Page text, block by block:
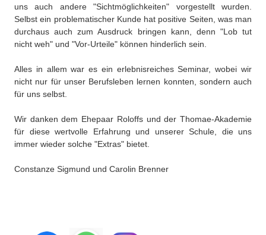
uns auch andere "Sichtmöglichkeiten" vorgestellt wurden.
Selbst ein problematischer Kunde hat positive Seiten, was man
durchaus auch zum Ausdruck bringen kann, denn "Lob tut
nicht weh" und "Vor-Urteile" können hinderlich sein.
Alles in allem war es ein erlebnisreiches Seminar, wobei wir
nicht nur für unser Berufsleben lernen konnten, sondern auch
für uns selbst.
Wir danken dem Ehepaar Roloffs und der Thomae-Akademie
für diese wertvolle Erfahrung und unserer Schule, die uns
immer wieder solche "Extras" bietet.
Constanze Sigmund und Carolin Brenner